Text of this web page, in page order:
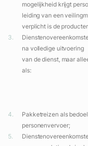
mogelijkheid krijgt
leiding van een
verplicht is de
na volledige uitvoering
van de dienst, maar
als:
Pakketreizen als
personenvervoer;